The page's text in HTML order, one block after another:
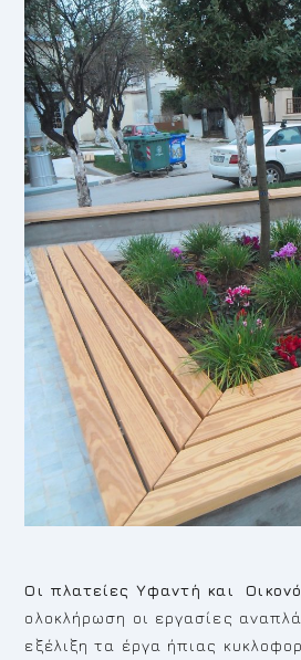
Οι πλατείες Υφαντή και
ολοκλήρωση οι εργασίες
εξέλιξη τα έργα ήπιας